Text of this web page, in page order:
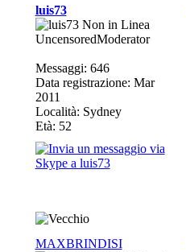
luis73
UncensoredModerator
Messaggi: 646
Data registrazione: Mar
2011
Località: Sydney
Età: 52
MAXBRINDISI